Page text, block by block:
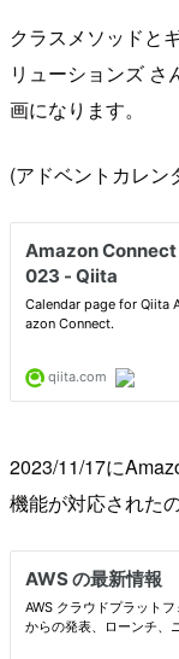
クラスメソッドと
リューションズ さ
画になります。
(アドベントカレ
2023/11/17に
機能が対応された